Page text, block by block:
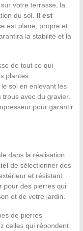
votre terrasse, la
du sol. Il est
est plane, propre et
la stabilité et la
de tout ce qui
plantes.
sol en enlevant les
avec du gravier.
pour garantir
dans la réalisation
de sélectionner des
et résistant
pour des pierres qui
et de votre jardin.
de pierres
celles qui répondent